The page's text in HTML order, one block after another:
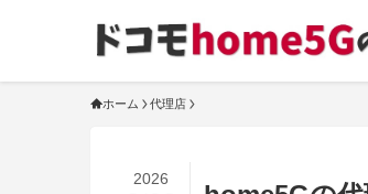
ホーム 代理店
2026